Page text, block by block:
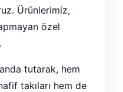
Ürünlerimiz,
özel
tutarak, hem
takıları hem de